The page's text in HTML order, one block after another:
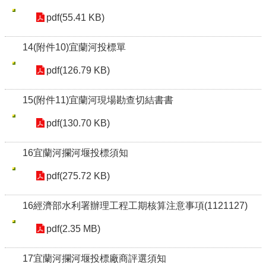
pdf(55.41 KB)
14(附件10)宜蘭河投標單
pdf(126.79 KB)
15(附件11)宜蘭河現場勘查切結書書
pdf(130.70 KB)
16宜蘭河攔河堰投標須知
pdf(275.72 KB)
16經濟部水利署辦理工程工期核算注意事項(1121127)
pdf(2.35 MB)
17宜蘭河攔河堰投標廠商評選須知